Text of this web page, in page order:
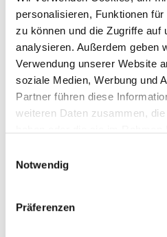
personalisieren, Funktionen
zu können und die Zugriffe auf
analysieren. Außerdem geben
Verwendung unserer Website
soziale Medien, Werbung und
Partner führen diese
weiteren Daten zusammen,
Notwendig
Präferenzen
HOHMANN
Lindenstraße 24a | 36448
+493696130449
www.hohmann-